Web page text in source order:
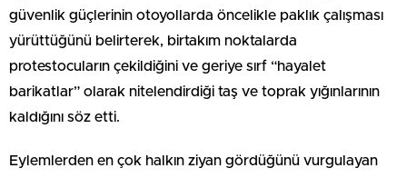
güvenlik güçlerinin otoyollarda öncelikle paklık çalışması
yürüttüğünü belirterek, birtakım noktalarda
protestocuların çekildiğini ve geriye sırf “hayalet
barikatlar” olarak nitelendirdiği taş ve toprak yığınlarının
kaldığını söz etti.
Eylemlerden en çok halkın ziyan gördüğünü vurgulayan